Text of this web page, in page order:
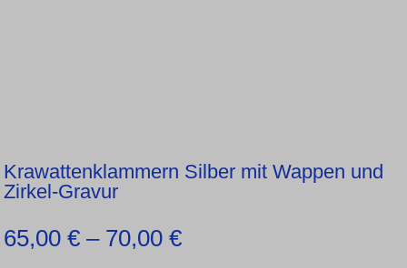
Krawattenklammern Silber mit Wappen und
Zirkel-Gravur
65,00 € – 70,00 €